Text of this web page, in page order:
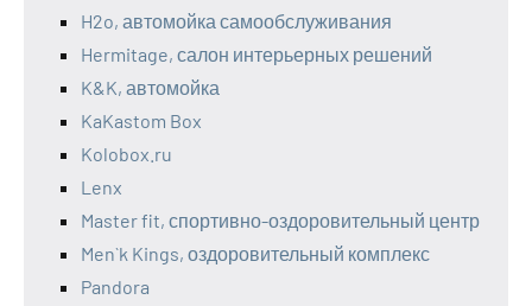
H2o, автомойка самообслуживания
Hermitage, салон интерьерных решений
K&K, автомойка
KaKastom Box
Kolobox.ru
Lenx
Master fit, спортивно-оздоровительный центр
Men`k Kings, оздоровительный комплекс
Pandora